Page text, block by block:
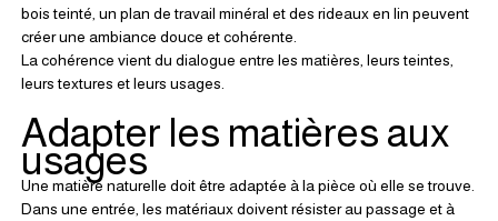
bois teinté, un plan de travail minéral et des rideaux en lin peuvent
créer une ambiance douce et cohérente.
La cohérence vient du dialogue entre les matières, leurs teintes,
leurs textures et leurs usages.
Adapter les matières aux
usages
Une matière naturelle doit être adaptée à la pièce où elle se trouve.
Dans une entrée, les matériaux doivent résister au passage et à